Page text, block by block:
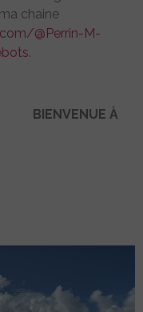
chaine
@Perrin-M-
.
À